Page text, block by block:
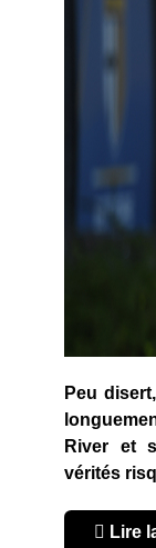
Peu
River et
vérités
Lire